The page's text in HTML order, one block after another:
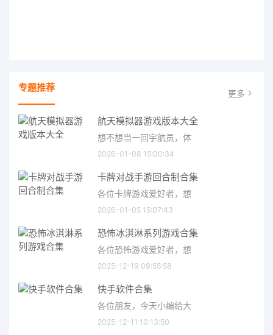
专题推荐 更多
航天模拟器游戏版本大全
想不想当一回宇航员，体
2026-01-08 15:00:34
卡牌对战手游回合制合集
各位卡牌游戏爱好者，想
2026-01-05 15:07:43
恐怖冰淇淋系列游戏合集
各位恐怖游戏爱好者，想
2025-12-19 09:55:58
快手软件合集
各位朋友，今天小编给大
2025-12-11 10:13:50